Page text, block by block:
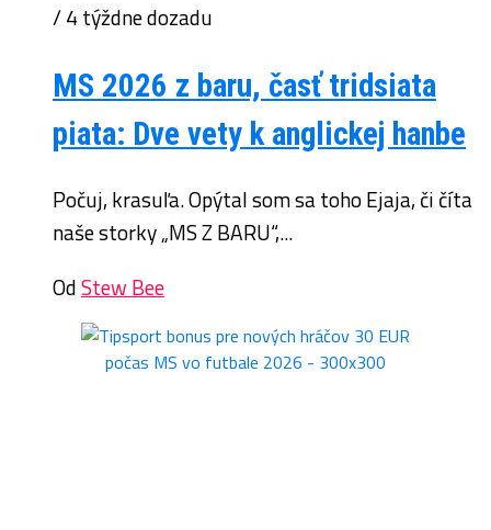
/ 4 týždne dozadu
MS 2026 z baru, časť tridsiata
piata: Dve vety k anglickej hanbe
Počuj, krasuľa. Opýtal som sa toho Ejaja, či číta
naše storky „MS Z BARU“,...
OdStew Bee